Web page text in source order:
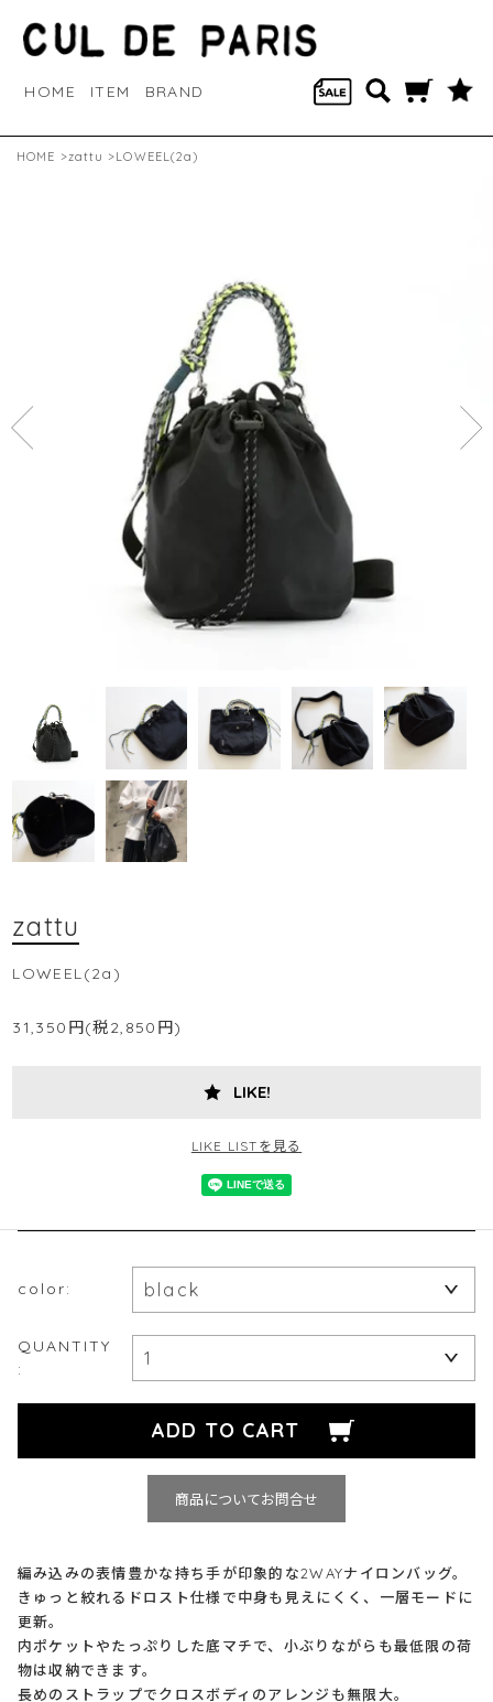
HOME ITEM BRAND
HOME >zattu >LOWEEL(2a)
zattu
LOWEEL(2a)
31,350円(税2,850円)
LIKE!
LIKE LISTを見る
color:
QUANTITY
:
商品についてお問合せ
編み込みの表情豊かな持ち手が印象的な2WAYナイロンバッグ。
きゅっと絞れるドロスト仕様で中身も見えにくく、一層モードに
更新。
内ポケットやたっぷりした底マチで、小ぶりながらも最低限の荷
物は収納できます。
長めのストラップでクロスボディのアレンジも無限大。